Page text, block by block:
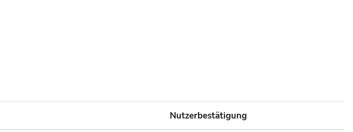
Nutzerbestätigung